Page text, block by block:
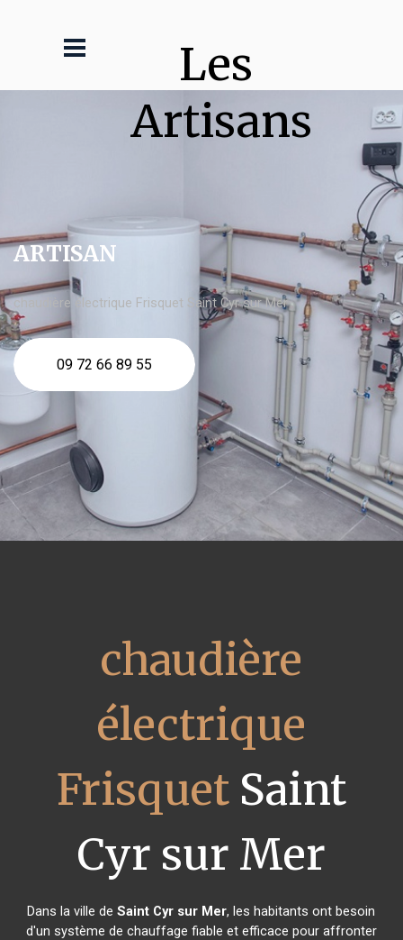
Les
Artisans
ARTISAN
chaudière électrique Frisquet Saint Cyr sur Mer
09 72 66 89 55
chaudière
électrique
FrisquetSaint
Cyr sur Mer
Dans la ville deSaint Cyr sur Mer, les habitants ont besoin
d'un système de chauffage fiable et efficace pour affronter